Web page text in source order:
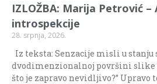
IZLOŽBA: Marija Petrović
introspekcije
28. srpnja, 2026.
Iz teksta: Senzacije misli u stanju
dvodimenzionalnoj površini
što je zapravo nevidljivo?” Upravo